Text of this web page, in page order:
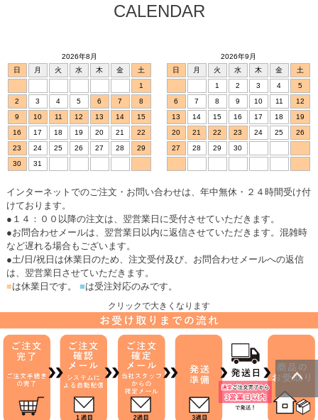
ページトッ
プへ
CALENDAR
2026年8月
日
月 火 水 木 金
土
1
2
3 4 5 6 7
8
9
10 11 12 13 14
15
16
17 18 19 20 21
22
23
24 25 26 27 28
29
30
31
2026年9月
日
月 火 水 木 金
土
1
2 3 4
5
6
7 8 9 10 11
12
13
14 15 16 17 18
19
20
21 22 23 24 25
26
27
28 29 30
インターネットでのご注文・お問い合わせは、年中無休・２４時間受け付
けております。
●１４：００以降の注文は、翌営業日に受付させていただきます。
●お問合わせメールは、翌営業日以内に返信させていただきます。混雑時
など遅れる場合もございます。
●土/日/祝日は休業日のため、注文受付及び、お問合わせメールへの返信
は、翌営業日させていただきます。
■は休業日です。 ■は受注対応のみです。
クリックで大きくなります